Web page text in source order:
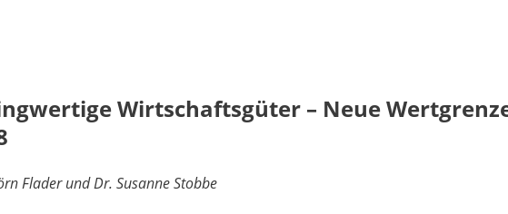
Wirtschaftsgüter – Neue
Flader und Dr. Susanne Stobbe